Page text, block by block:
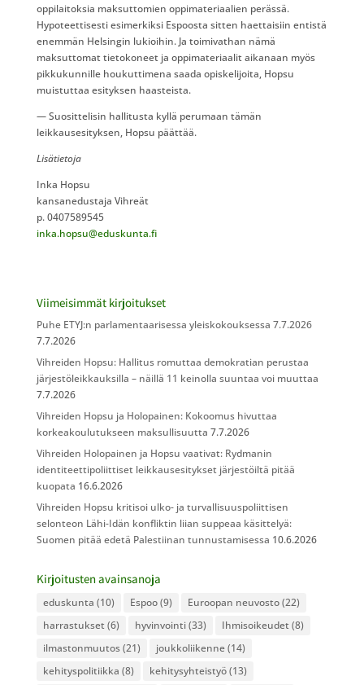
oppilaitoksia maksuttomien oppimateriaalien perässä.
Hypoteettisesti esimerkiksi Espoosta sitten haettaisiin entistä
enemmän Helsingin lukioihin. Ja toimivathan nämä
maksuttomat tietokoneet ja oppimateriaalit aikanaan myös
pikkukunnille houkuttimena saada opiskelijoita, Hopsu
muistuttaa esityksen haasteista.
— Suosittelisin hallitusta kyllä perumaan tämän
leikkausesityksen, Hopsu päättää.
Lisätietoja
Inka Hopsu
kansanedustaja Vihreät
p. 0407589545
inka.hopsu@eduskunta.fi
Viimeisimmät kirjoitukset
Puhe ETYJ:n parlamentaarisessa yleiskokouksessa 7.7.2026
7.7.2026
Vihreiden Hopsu: Hallitus romuttaa demokratian perustaa
järjestöleikkauksilla – näillä 11 keinolla suuntaa voi muuttaa
7.7.2026
Vihreiden Hopsu ja Holopainen: Kokoomus hivuttaa
korkeakoulutukseen maksullisuutta 7.7.2026
Vihreiden Holopainen ja Hopsu vaativat: Rydmanin
identiteettipoliittiset leikkausesitykset järjestöiltä pitää
kuopata 16.6.2026
Vihreiden Hopsu kritisoi ulko- ja turvallisuuspoliittisen
selonteon Lähi-Idän konfliktin liian suppeaa käsittelyä:
Suomen pitää edetä Palestiinan tunnustamisessa 10.6.2026
Kirjoitusten avainsanoja
eduskunta (10) Espoo(9) Euroopan neuvosto(22)
harrastukset (6) hyvinvointi(33) Ihmisoikeudet (8)
ilmastonmuutos(21) joukkoliikenne(14)
kehityspolitiikka (8) kehitysyhteistyö(13)